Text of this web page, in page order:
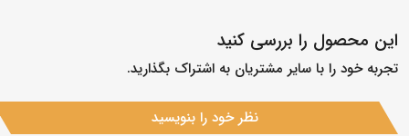
این محصول را بررسی کنید
تجربه خود را با سایر مشتریان به اشتراک بگذارید.
نظر خود را بنویسید